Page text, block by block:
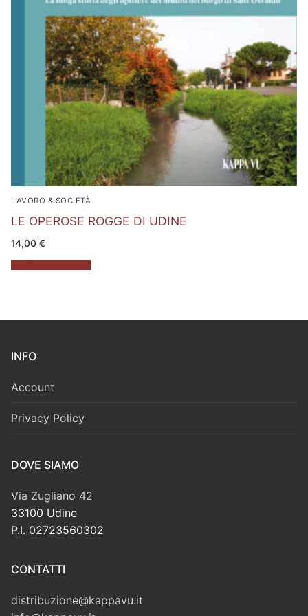
LAVORO & SOCIETÀ
LE OPEROSE ROGGE DI UDINE
14,00 €
INFO
Account
Privacy Policy
DOVE SIAMO
Via Zugliano 42
33100 Udine
P.I. 02723560302
CONTATTI
distribuzione@kappavu.it